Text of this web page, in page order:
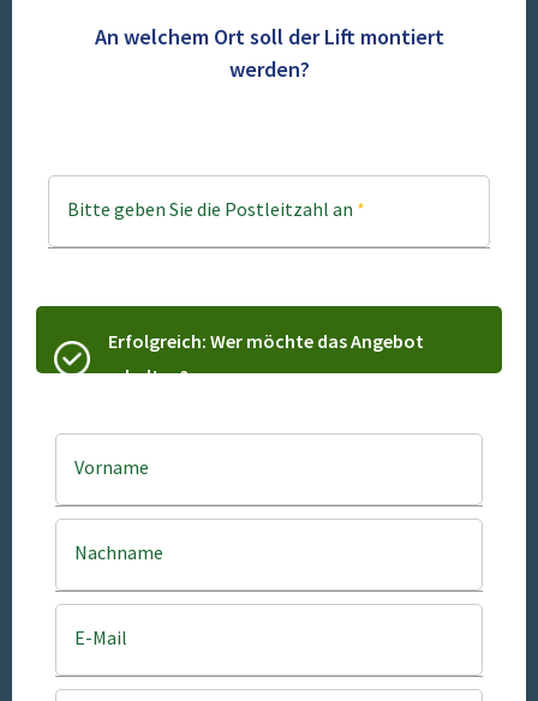
An welchem Ort soll der Lift montiert
werden?
Bitte geben Sie die Postleitzahl an *
Erfolgreich: Wer möchte das Angebot
erhalten?
Vorname
Nachname
E-Mail